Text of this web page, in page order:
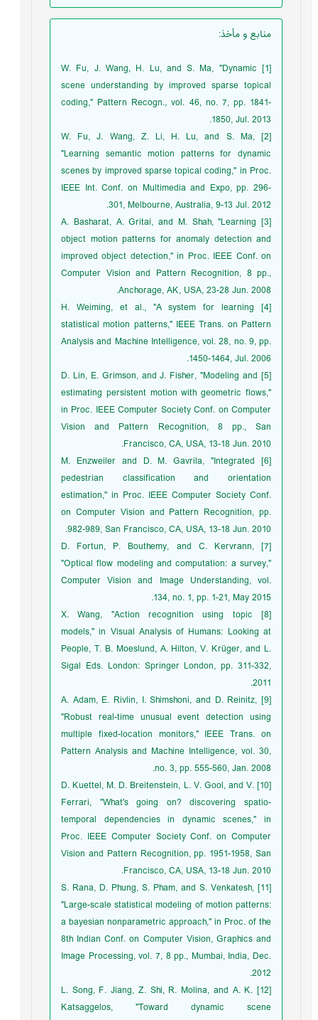
منابع و مأخذ:
[1] W. Fu, J. Wang, H. Lu, and S. Ma, "Dynamic
scene understanding by improved sparse topical
coding," Pattern Recogn., vol. 46, no. 7, pp. 1841-
1850, Jul. 2013.
[2] W. Fu, J. Wang, Z. Li, H. Lu, and S. Ma,
"Learning semantic motion patterns for dynamic
scenes by improved sparse topical coding," in Proc.
IEEE Int. Conf. on Multimedia and Expo, pp. 296-
301, Melbourne, Australia, 9-13 Jul. 2012.
[3] A. Basharat, A. Gritai, and M. Shah, "Learning
object motion patterns for anomaly detection and
improved object detection," in Proc. IEEE Conf. on
Computer Vision and Pattern Recognition, 8 pp.,
Anchorage, AK, USA, 23-28 Jun. 2008.
[4] H. Weiming, et al., "A system for learning
statistical motion patterns," IEEE Trans. on Pattern
Analysis and Machine Intelligence, vol. 28, no. 9, pp.
1450-1464, Jul. 2006.
[5] D. Lin, E. Grimson, and J. Fisher, "Modeling and
estimating persistent motion with geometric flows,"
in Proc. IEEE Computer Society Conf. on Computer
Vision and Pattern Recognition, 8 pp., San
Francisco, CA, USA, 13-18 Jun. 2010.
[6] M. Enzweiler and D. M. Gavrila, "Integrated
pedestrian classification and orientation
estimation," in Proc. IEEE Computer Society Conf.
on Computer Vision and Pattern Recognition, pp.
982-989, San Francisco, CA, USA, 13-18 Jun. 2010.
[7] D. Fortun, P. Bouthemy, and C. Kervrann,
"Optical flow modeling and computation: a survey,"
Computer Vision and Image Understanding, vol.
134, no. 1, pp. 1-21, May 2015.
[8] X. Wang, "Action recognition using topic
models," in Visual Analysis of Humans: Looking at
People, T. B. Moeslund, A. Hilton, V. Krüger, and L.
Sigal Eds. London: Springer London, pp. 311-332,
2011.
[9] A. Adam, E. Rivlin, I. Shimshoni, and D. Reinitz,
"Robust real-time unusual event detection using
multiple fixed-location monitors," IEEE Trans. on
Pattern Analysis and Machine Intelligence, vol. 30,
no. 3, pp. 555-560, Jan. 2008.
[10] D. Kuettel, M. D. Breitenstein, L. V. Gool, and V.
Ferrari, "What's going on? discovering spatio-
temporal dependencies in dynamic scenes," in
Proc. IEEE Computer Society Conf. on Computer
Vision and Pattern Recognition, pp. 1951-1958, San
Francisco, CA, USA, 13-18 Jun. 2010.
[11] S. Rana, D. Phung, S. Pham, and S. Venkatesh,
"Large-scale statistical modeling of motion patterns:
a bayesian nonparametric approach," in Proc. of the
8th Indian Conf. on Computer Vision, Graphics and
Image Processing, vol. 7, 8 pp., Mumbai, India, Dec.
2012.
[12] L. Song, F. Jiang, Z. Shi, R. Molina, and A. K.
Katsaggelos, "Toward dynamic scene